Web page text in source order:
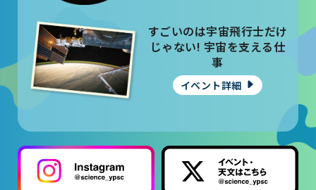
大村賞
科学館で働きたい方へ
実験・展示分野のアルバイト募集
インフォメーション アルバイト募集
すごいのは宇宙飛行士だけ
じゃない! 宇宙を支える仕
事
イベント詳細